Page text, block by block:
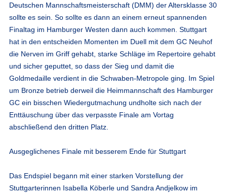
Deutschen Mannschaftsmeisterschaft (DMM) der Altersklasse 30
sollte es sein. So sollte es dann an einem erneut spannenden
Finaltag im Hamburger Westen dann auch kommen. Stuttgart
hat in den entscheiden Momenten im Duell mit dem GC Neuhof
die Nerven im Griff gehabt, starke Schläge im Repertoire gehabt
und sicher geputtet, so dass der Sieg und damit die
Goldmedaille verdient in die Schwaben-Metropole ging. Im Spiel
um Bronze betrieb derweil die Heimmannschaft des Hamburger
GC ein bisschen Wiedergutmachung undholte sich nach der
Enttäuschung über das verpasste Finale am Vortag
abschließend den dritten Platz.
Ausgeglichenes Finale mit besserem Ende für Stuttgart
Das Endspiel begann mit einer starken Vorstellung der
Stuttgarterinnen Isabella Köberle und Sandra Andjelkow im